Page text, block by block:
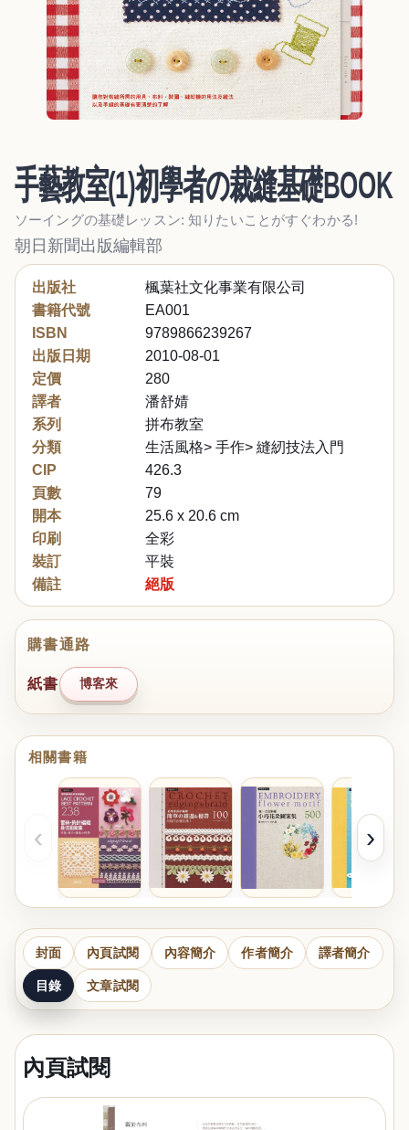
手藝教室(1)初學者の裁縫基礎BOOK
ソーイングの基礎レッスン: 知りたいことがすぐわかる!
朝日新聞出版編輯部
出版社
楓葉社文化事業有限公司
書籍代號
EA001
ISBN
9789866239267
出版日期
2010-08-01
定價
280
譯者
潘舒婧
系列
拼布教室
分類
生活風格> 手作> 縫紉技法入門
CIP
426.3
頁數
79
開本
25.6 x 20.6 cm
印刷
全彩
裝訂
平裝
備註
絕版
購書通路
紙書 博客來
相關書籍
‹ ›
封面 內頁試閱 內容簡介 作者簡介 譯者簡介
目錄 文章試閱
內頁試閱